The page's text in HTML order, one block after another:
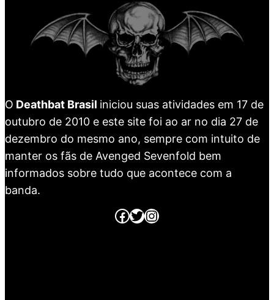
O Deathbat Brasil iniciou suas atividades em 17 de
outubro de 2010 e este site foi ao ar no dia 27 de
dezembro do mesmo ano, sempre com intuito de
manter os fãs de Avenged Sevenfold bem
informados sobre tudo que acontece com a
banda.
Página no Facebook
Página no Twitter
Página no Instagram